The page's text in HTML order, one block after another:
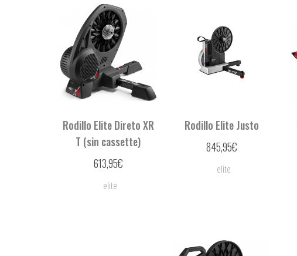
Rodillo Elite Direto XR
T (sin cassette)
613,95€
elite
Rodillo Elite Justo
845,95€
elite